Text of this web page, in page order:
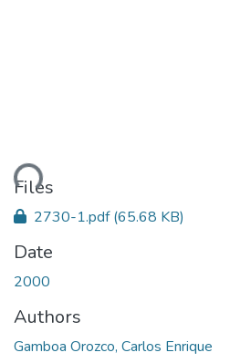
Files
2730-1.pdf(65.68 KB)
Date
2000
Authors
Gamboa Orozco, Carlos Enrique